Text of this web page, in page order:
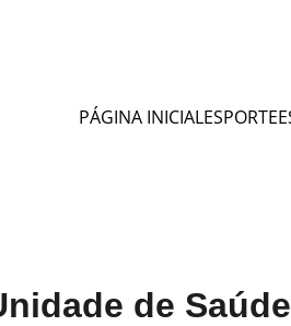
PÁGINA INICIALESPORTE
de